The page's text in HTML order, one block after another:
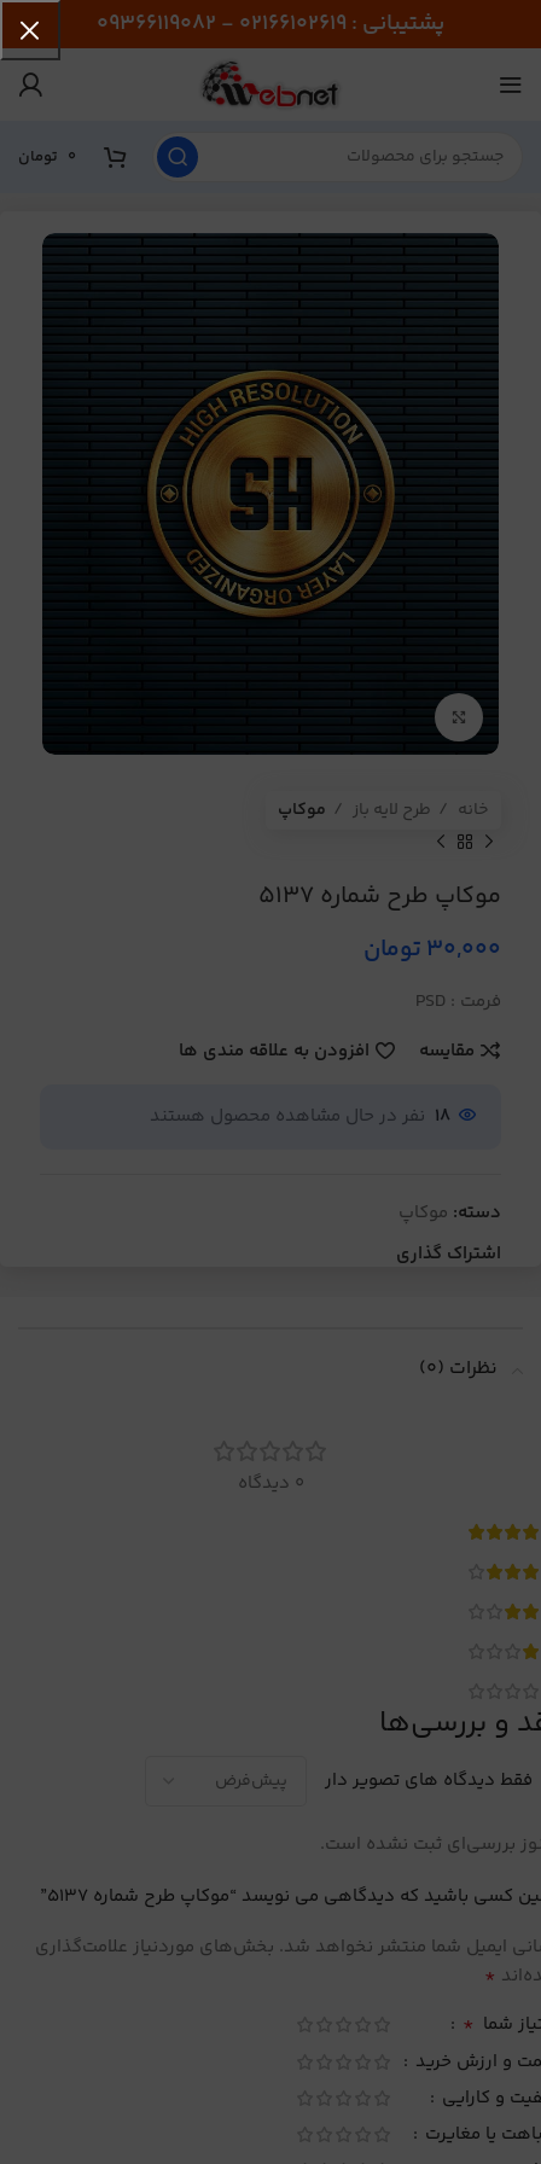
پشتیبانی : 02166102619 - 09366119082
0 تومان
خانه طرح لایه باز موکاپ
موکاپ طرح شماره 5137
30,000تومان
فرمت : PSD
مقایسه
افزودن به علاقه مندی ها
18 نفر در حال مشاهده محصول هستند
دسته: موکاپ
اشتراک گذاری
نظرات (0)
0 دیدگاه
و بررسی‌ها
فقط دیدگاه های تصویر دار
بررسی‌ای ثبت نشده است.
کسی باشید که دیدگاهی می نویسد “موکاپ طرح شماره 5137”
ایمیل شما منتشر نخواهد شد. بخش‌های موردنیاز علامت‌گذاری
*
شما *
و ارزش خرید
و کارایی
یا مغایرت